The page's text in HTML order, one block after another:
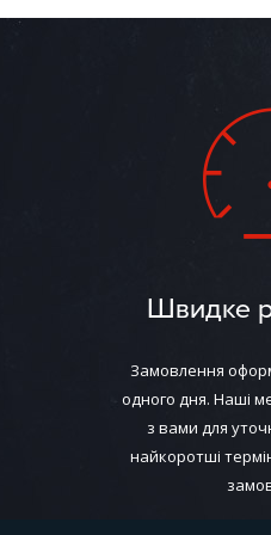
Швидке
Замовлення
одного дня. Наші
з вами для
найкоротші